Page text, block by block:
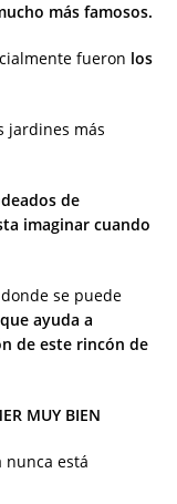
más famosos.
fueron los
jardines más
de
imaginar cuando
donde se puede
ayuda a
de este rincón de
MUY BIEN
nunca está